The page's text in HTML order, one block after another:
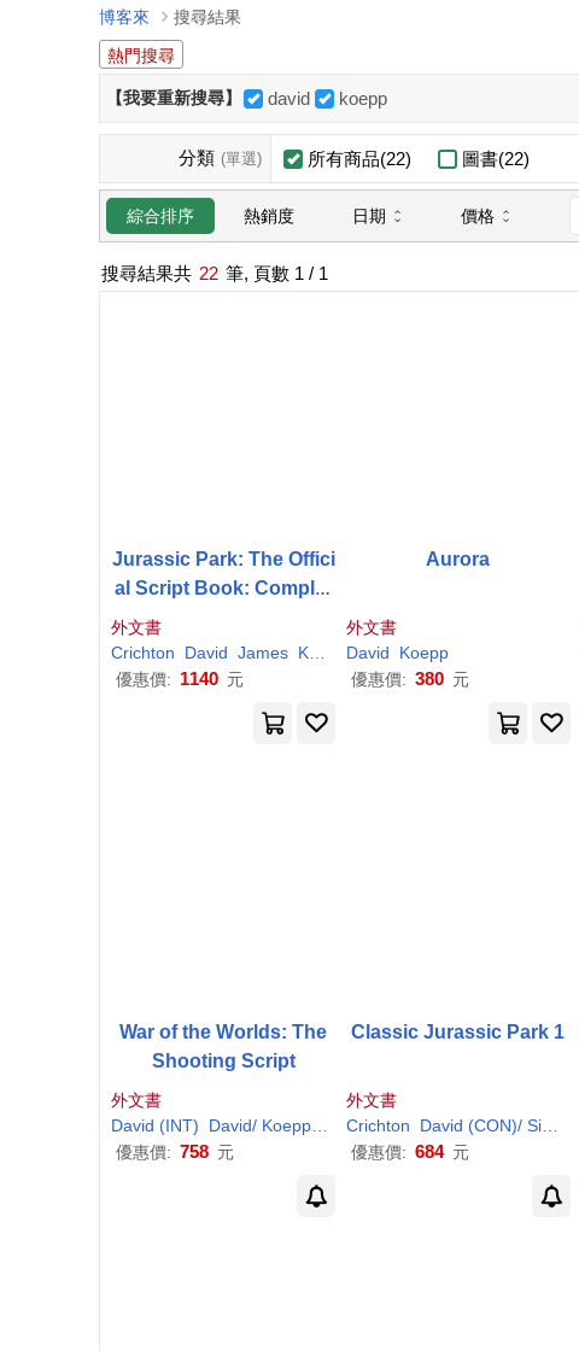
博客來
搜尋結果
熱門搜尋
【我要重新搜尋】 david koepp
分類 (單選) 所有商品(22) 圖書(22)
綜合排序 熱銷度 日期 價格
搜尋結果共 22 筆, 頁數 1 / 1
Jurassic Park: The Offici
al Script Book: Complet
e with Annotations and I
llustrations
外文書
Crichton
David James Koepp Michael Mottram
優惠價: 1140 元
Aurora
外文書
David
Koepp
優惠價: 380 元
War of the Worlds: The
Shooting Script
外文書
David (INT) David/ Koepp Friedman Josh/Koepp
優惠價: 758 元
Classic Jurassic Park 1
外文書
Crichton
David (CON)/ Simonson
優惠價: 684 元